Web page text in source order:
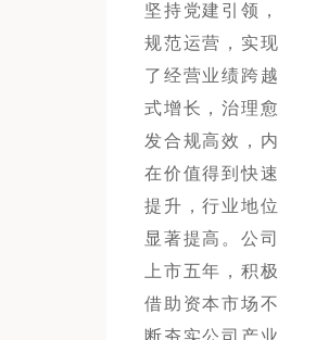
坚持党建引领，
规范运营，实现
了经营业绩跨越
式增长，治理愈
发合规高效，内
在价值得到快速
提升，行业地位
显著提高。公司
上市五年，积极
借助资本市场不
断夯实公司产业